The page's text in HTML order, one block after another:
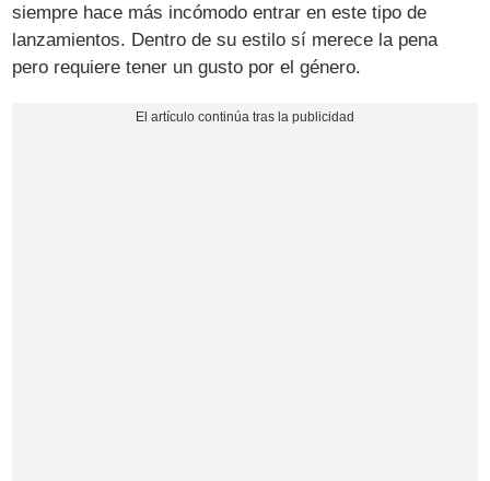
siempre hace más incómodo entrar en este tipo de
lanzamientos. Dentro de su estilo sí merece la pena
pero requiere tener un gusto por el género.